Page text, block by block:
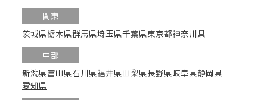
関東
茨城県栃木県群馬県埼玉県千葉県東京都神奈川県
中部
新潟県富山県石川県福井県山梨県長野県岐阜県静岡県
愛知県